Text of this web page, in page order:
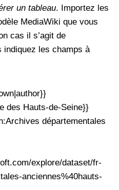
un tableau. Importez les
MediaWiki que vous
cas il s’agit de
indiquez les champs à
des Hauts-de-Seine}}
départementales
explore/dataset/fr-
anciennes%40hauts-